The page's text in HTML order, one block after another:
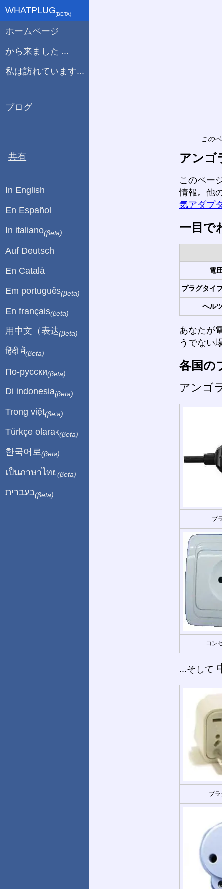
この
アンゴ
このペー
情報。他
気アダプ
一目で
電
プラグタイ
ヘル
あなたが
うでない
各国の
アンゴ
プ
コン
...そして
プラ
WHATPLUG(ΒETA)
ホームページ
から来ました ...
私は訪れています...
ブログ
共有
In English
En Español
In italiano(βeta)
Auf Deutsch
En Català
Em português(βeta)
En français(βeta)
用中文（表达(βeta)
हिंदी में(βeta)
По-русски(βeta)
Di indonesia(βeta)
Trong việt(βeta)
Türkçe olarak(βeta)
한국어로 (βeta)
เป็นภาษาไทย(βeta)
בעברית(βeta)